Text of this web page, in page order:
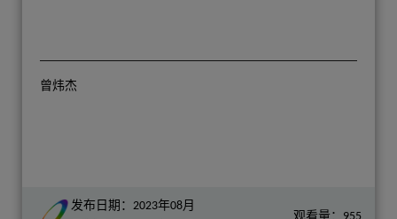
曾炜杰
发布日期：2023年08月